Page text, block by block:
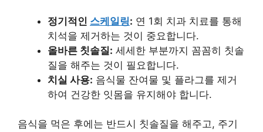
정기적인 스케일링: 연 1회 치과 치료를 통해
치석을 제거하는 것이 중요합니다.
올바른 칫솔질: 세세한 부분까지 꼼꼼히 칫솔
질을 해주는 것이 필요합니다.
치실 사용: 음식물 잔여물 및 플라그를 제거
하여 건강한 잇몸을 유지해야 합니다.
음식을 먹은 후에는 반드시 칫솔질을 해주고, 주기